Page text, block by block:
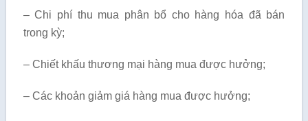
– Chi phí thu mua phân bổ cho hàng hóa đã bán
trong kỳ;
– Chiết khấu thương mại hàng mua được hưởng;
– Các khoản giảm giá hàng mua được hưởng;